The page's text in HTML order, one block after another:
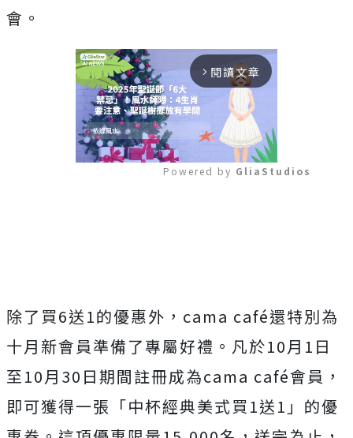
會。
arrow_forward_ios 閱讀文章
Powered by GliaStudios
除了買6送1的優惠外，cama café還特別為
十月新會員準備了專屬好禮。凡於10月1日
至10月30日期間註冊成為cama café會員，
即可獲得一張「中杯經典美式買1送1」的優